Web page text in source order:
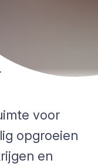
voor
opgroeien
en